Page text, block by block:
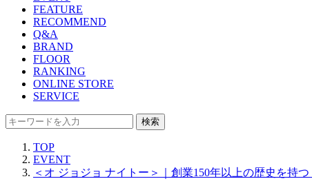
FEATURE
RECOMMEND
Q&A
BRAND
FLOOR
RANKING
ONLINE STORE
SERVICE
検索
TOP
EVENT
＜オ ジョジョ ナイトー＞｜創業150年以上の歴史を持